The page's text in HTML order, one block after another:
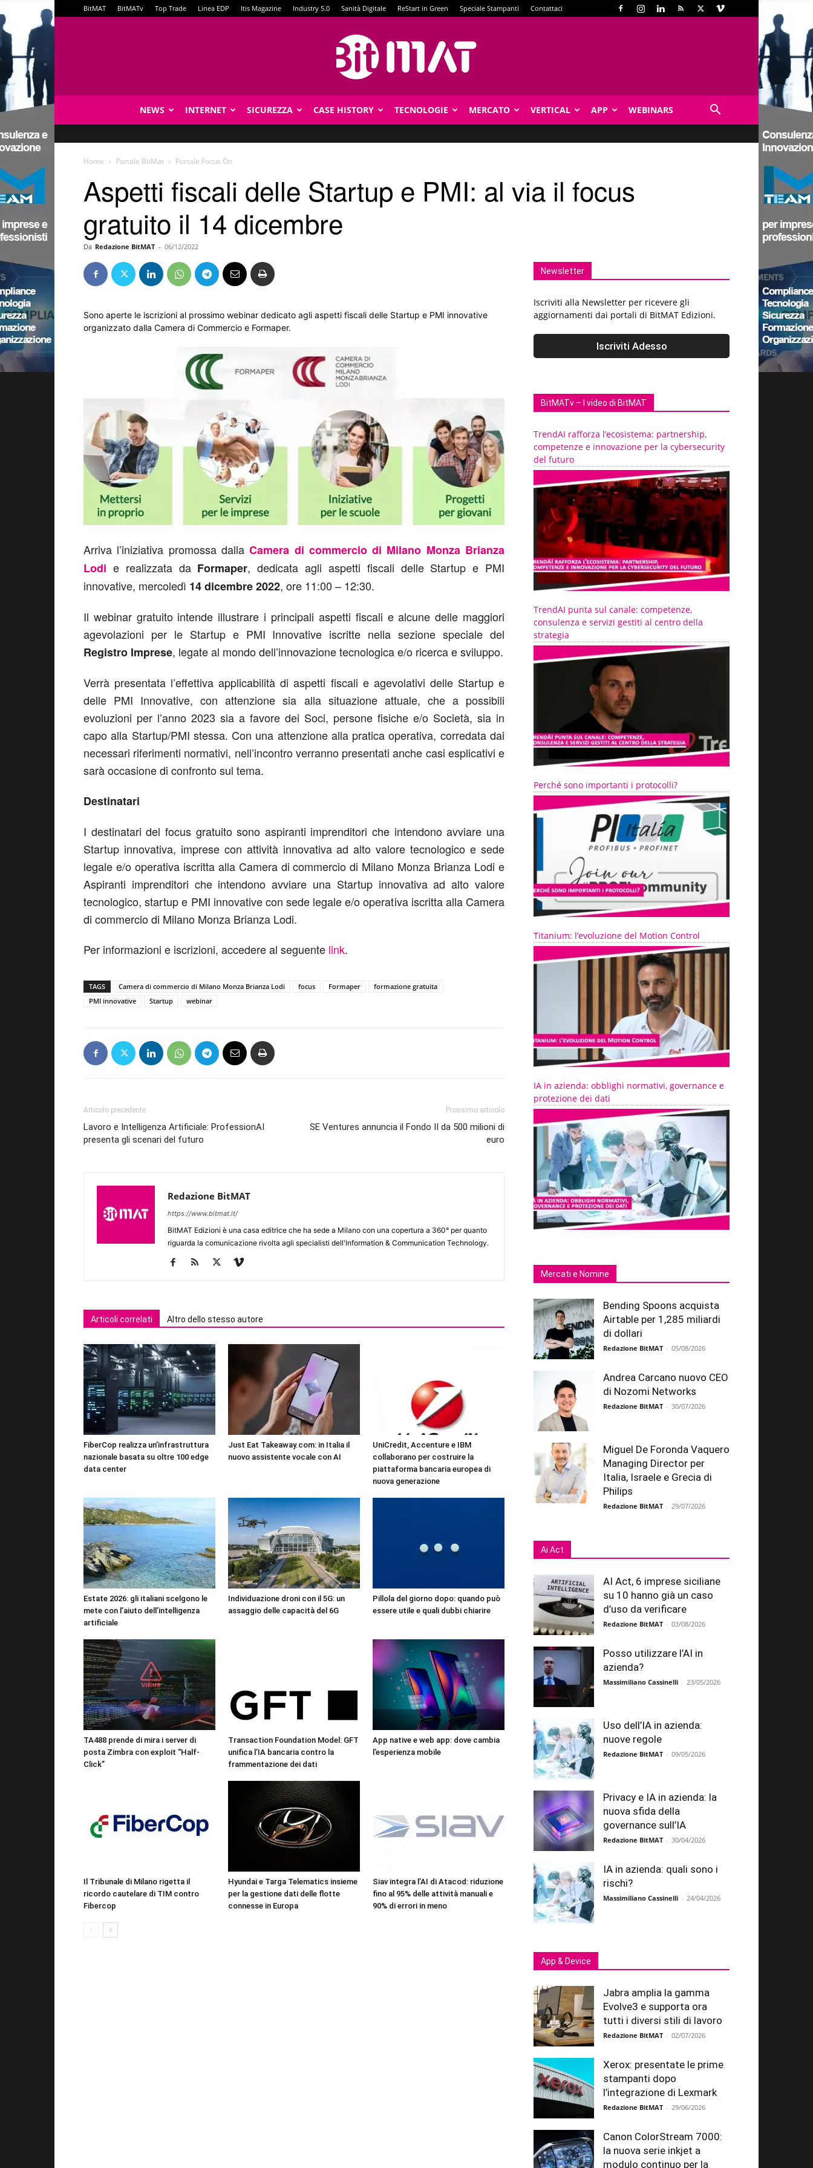
BitMAT BitMATv Top Trade Linea EDP Itis Magazine Industry 5.0 Sanità Digitale ReStart in Green Speciale Stampanti Contattaci
NEWS INTERNET SICUREZZA CASE HISTORY TECNOLOGIE MERCATO VERTICAL APP WEBINARS
Home Portale BitMat Portale Focus On
Aspetti fiscali delle Startup e PMI: al via il focus
gratuito il 14 dicembre
Da Redazione BitMAT - 06/12/2022
Sono aperte le iscrizioni al prossimo webinar dedicato agli aspetti fiscali delle Startup e PMI innovative
organizzato dalla Camera di Commercio e Formaper.
Arriva l’iniziativa promossa dallaCamera di commercio di Milano Monza Brianza
Lodi e realizzata da Formaper, dedicata agli aspetti fiscali delle Startup e PMI
innovative, mercoledì 14 dicembre 2022, ore 11:00 – 12:30.
Il webinar gratuito intende illustrare i principali aspetti fiscali e alcune delle maggiori
agevolazioni per le Startup e PMI Innovative iscritte nella sezione speciale del
Registro Imprese, legate al mondo dell’innovazione tecnologica e/o ricerca e sviluppo.
Verrà presentata l’effettiva applicabilità di aspetti fiscali e agevolativi delle Startup e
delle PMI Innovative, con attenzione sia alla situazione attuale, che a possibili
evoluzioni per l’anno 2023 sia a favore dei Soci, persone fisiche e/o Società, sia in
capo alla Startup/PMI stessa. Con una attenzione alla pratica operativa, corredata dai
necessari riferimenti normativi, nell’incontro verranno presentati anche casi esplicativi e
sarà occasione di confronto sul tema.
Destinatari
I destinatari del focus gratuito sono aspiranti imprenditori che intendono avviare una
Startup innovativa, imprese con attività innovativa ad alto valore tecnologico e sede
legale e/o operativa iscritta alla Camera di commercio di Milano Monza Brianza Lodi e
Aspiranti imprenditori che intendono avviare una Startup innovativa ad alto valore
tecnologico, startup e PMI innovative con sede legale e/o operativa iscritta alla Camera
di commercio di Milano Monza Brianza Lodi.
Per informazioni e iscrizioni, accedere al seguente link.
TAGS Camera di commercio di Milano Monza Brianza Lodi focus Formaper
formazione gratuita
PMI innovative
Startup webinar
Articolo precedente
Lavoro e Intelligenza Artificiale: ProfessionAI
presenta gli scenari del futuro
Prossimo articolo
SE Ventures annuncia il Fondo II da 500 milioni di
euro
Redazione BitMAT
https://www.bitmat.it/
BitMAT Edizioni è una casa editrice che ha sede a Milano con una copertura a 360° per quanto
riguarda la comunicazione rivolta agli specialisti dell'lnformation & Communication Technology.
Articoli correlati Altro dello stesso autore
FiberCop realizza un’infrastruttura
nazionale basata su oltre 100 edge
data center
Just Eat Takeaway.com: in Italia il
nuovo assistente vocale con AI
UniCredit, Accenture e IBM
collaborano per costruire la
piattaforma bancaria europea di
nuova generazione
Estate 2026: gli italiani scelgono le
mete con l’aiuto dell’intelligenza
artificiale
Individuazione droni con il 5G: un
assaggio delle capacità del 6G
Pillola del giorno dopo: quando può
essere utile e quali dubbi chiarire
TA488 prende di mira i server di
posta Zimbra con exploit “Half-
Click”
Transaction Foundation Model: GFT
unifica l’IA bancaria contro la
frammentazione dei dati
App native e web app: dove cambia
l’esperienza mobile
Il Tribunale di Milano rigetta il
ricordo cautelare di TIM contro
Fibercop
Hyundai e Targa Telematics insieme
per la gestione dati delle flotte
connesse in Europa
Siav integra l’AI di Atacod: riduzione
fino al 95% delle attività manuali e
90% di errori in meno
Newsletter
Iscriviti alla Newsletter per ricevere gli
aggiornamenti dai portali di BitMAT Edizioni.
BitMATv – I video di BitMAT
TrendAI rafforza l’ecosistema: partnership,
competenze e innovazione per la cybersecurity
del futuro
TrendAI punta sul canale: competenze,
consulenza e servizi gestiti al centro della
strategia
Perché sono importanti i protocolli?
Titanium: l’evoluzione del Motion Control
IA in azienda: obblighi normativi, governance e
protezione dei dati
Mercati e Nomine
Bending Spoons acquista
Airtable per 1,285 miliardi
di dollari
Redazione BitMAT - 05/08/2026
Andrea Carcano nuovo CEO
di Nozomi Networks
Redazione BitMAT - 30/07/2026
Miguel De Foronda Vaquero
Managing Director per
Italia, Israele e Grecia di
Philips
Redazione BitMAT - 29/07/2026
Ai Act
AI Act, 6 imprese siciliane
su 10 hanno già un caso
d’uso da verificare
Redazione BitMAT - 03/08/2026
Posso utilizzare l’AI in
azienda?
Massimiliano Cassinelli - 23/05/2026
Uso dell’IA in azienda:
nuove regole
Redazione BitMAT - 09/05/2026
Privacy e IA in azienda: la
nuova sfida della
governance sull’IA
Redazione BitMAT - 30/04/2026
IA in azienda: quali sono i
rischi?
Massimiliano Cassinelli - 24/04/2026
App & Device
Jabra amplia la gamma
Evolve3 e supporta ora
tutti i diversi stili di lavoro
Redazione BitMAT - 02/07/2026
Xerox: presentate le prime
stampanti dopo
l’integrazione di Lexmark
Redazione BitMAT - 29/06/2026
Canon ColorStream 7000:
la nuova serie inkjet a
modulo continuo per la